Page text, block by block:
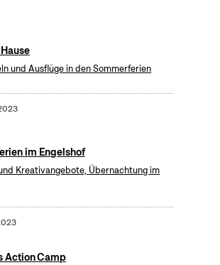
und Ausflüge in den Sommerferien
im Engelshof
Kreativangebote, Übernachtung im
Action Camp